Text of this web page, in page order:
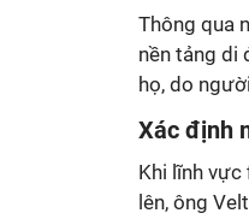
Thông qua
nền tảng di
họ, do
Xác định
Khi lĩnh
lên, ông